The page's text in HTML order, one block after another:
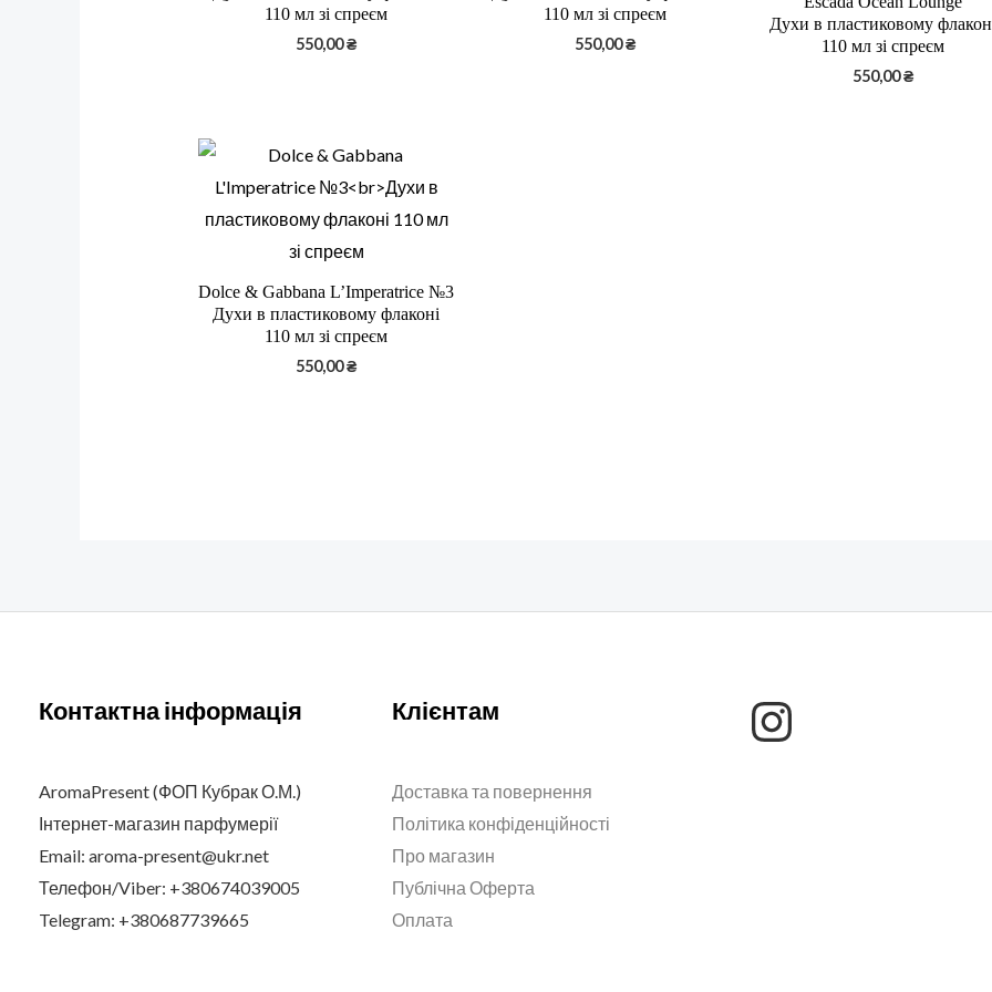
110 мл зі спреєм
550,00₴
110 мл зі спреєм
550,00₴
Духи в пластиковому
110 мл зі спреєм
550,00₴
Dolce & Gabbana L’Imperatrice №3
Духи в пластиковому флаконі
110 мл зі спреєм
550,00₴
Контактна інформація
AromaPresent (ФОП Кубрак О.М.)
Інтернет-магазин парфумерії
Email: aroma-present@ukr.net
Телефон/Viber: +380674039005
Telegram: +380687739665
Клієнтам
Доставка та повернення
Політика конфіденційності
Про магазин
Публічна Оферта
Оплата